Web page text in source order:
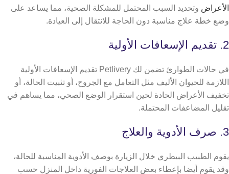
الأعراض وتحديد السبب المحتمل للمشكلة الصحية، مما يساعد على
وضع خطة علاج مناسبة دون الحاجة للانتقال إلى العيادة.
2. تقديم الإسعافات الأولية
في حالات الطوارئ تضمن لك Petlivery تقديم الإسعافات الأولية
اللازمة للحيوان الأليف مثل التعامل مع الجروح، أو تثبيت الحالة، أو
تخفيف الأعراض الحادة لحين استقرار الوضع الصحي، مما يساهم في
تقليل المضاعفات المحتملة.
3. صرف الأدوية والعلاج
يقوم الطبيب البيطري خلال الزيارة بوصف الأدوية المناسبة للحالة،
وقد يقوم أيضا بإعطاء بعض العلاجات الفورية داخل المنزل حسب